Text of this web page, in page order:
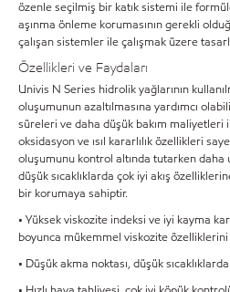
özenle seçilmiş bir katık sistemi ile
aşınma önleme korumasının gerekli
çalışan sistemler ile çalışmak üzere
Özellikleri ve Faydaları
Univis N Series hidrolik yağlarının
oluşumunun azaltılmasına yardımcı
süreleri ve daha düşük bakım maliyetleri
oksidasyon ve ısıl kararlılık özellikleri
oluşumunu kontrol altında tutarken daha
düşük sıcaklıklarda çok iyi akış
bir korumaya sahiptir.
• Yüksek viskozite indeksi ve iyi kayma
boyunca mükemmel viskozite
• Düşük akma noktası, düşük